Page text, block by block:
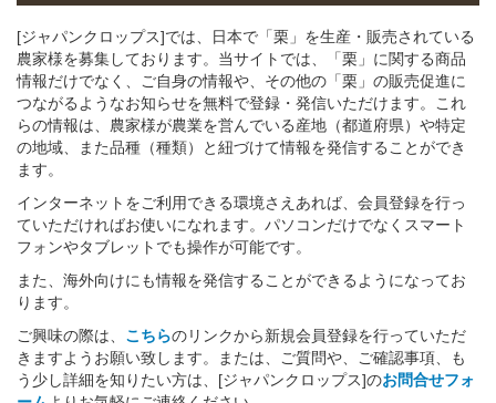
[ジャパンクロップス]では、日本で「栗」を生産・販売されている
農家様を募集しております。当サイトでは、「栗」に関する商品
情報だけでなく、ご自身の情報や、その他の「栗」の販売促進に
つながるようなお知らせを無料で登録・発信いただけます。これ
らの情報は、農家様が農業を営んでいる産地（都道府県）や特定
の地域、また品種（種類）と紐づけて情報を発信することができ
ます。
インターネットをご利用できる環境さえあれば、会員登録を行っ
ていただければお使いになれます。パソコンだけでなくスマート
フォンやタブレットでも操作が可能です。
また、海外向けにも情報を発信することができるようになってお
ります。
ご興味の際は、 こちらのリンクから新規会員登録を行っていただ
きますようお願い致します。または、ご質問や、ご確認事項、も
う少し詳細を知りたい方は、[ジャパンクロップス]のお問合せフォ